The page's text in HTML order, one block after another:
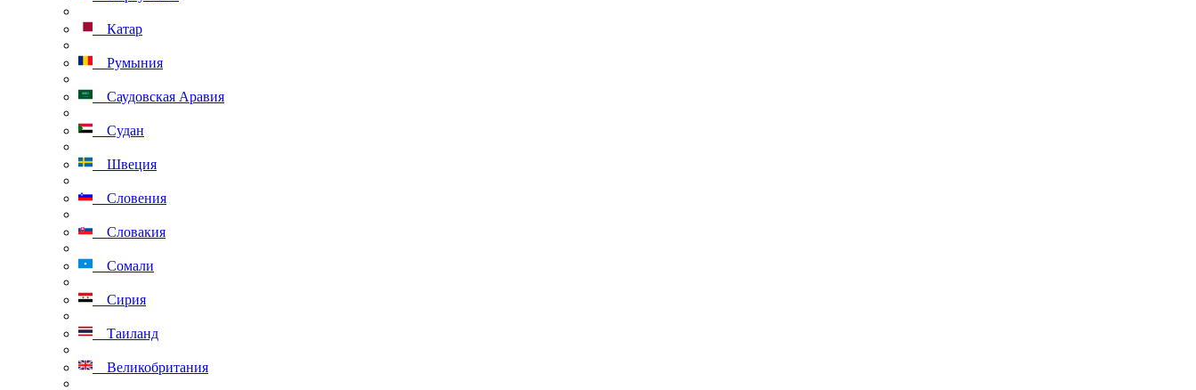
Катар
Румыния
Саудовская Аравия
Судан
Швеция
Словения
Словакия
Сомали
Сирия
Таиланд
Великобритания